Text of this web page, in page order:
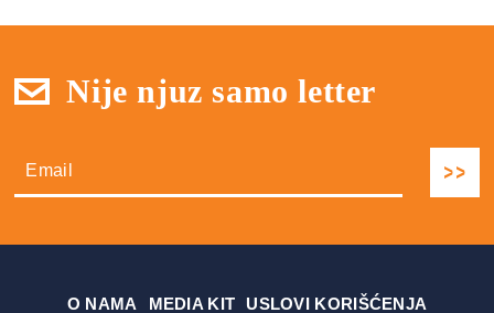
Nije njuz samo letter
О NAMA MEDIA KIT USLOVI KORIŠĆENJA